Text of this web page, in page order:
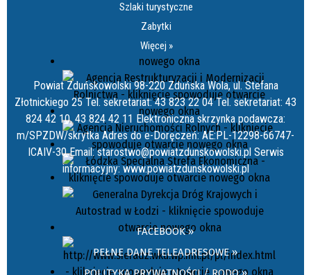
Szlaki turystyczne
Zabytki
Więcej »
Powiat Zduńskowolski 98-220 Zduńska Wola, ul. Stefana
Złotnickiego 25 Tel. sekretariat: 43 823 22 04 Tel. sekretariat: 43
824 42 10, 43 824 42 11 Elektroniczna skrzynka podawcza:
m/SPZDW/skrytka Adres do e-Doręczeń: AE:PL-12298-66747-
ICAIV-30 Email: starostwo@powiatzdunskowolski.pl Serwis
informacyjny: www.powiatzdunskowolski.pl
FACEBOOK »
PEŁNE DANE TELEADRESOWE »